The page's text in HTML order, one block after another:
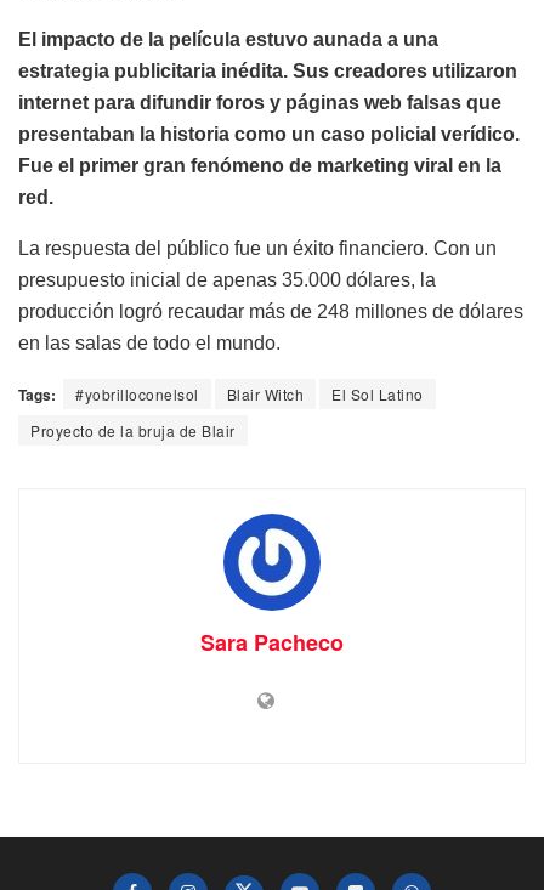
El impacto de la película estuvo aunada a una
estrategia publicitaria inédita. Sus creadores utilizaron
internet para difundir foros y páginas web falsas que
presentaban la historia como un caso policial verídico.
Fue el primer gran fenómeno de marketing viral en la
red.
La respuesta del público fue un éxito financiero. Con un
presupuesto inicial de apenas 35.000 dólares, la
producción logró recaudar más de 248 millones de dólares
en las salas de todo el mundo.
Tags: #yobrilloconelsol Blair Witch
El Sol Latino
Proyecto de la bruja de Blair
Sara Pacheco